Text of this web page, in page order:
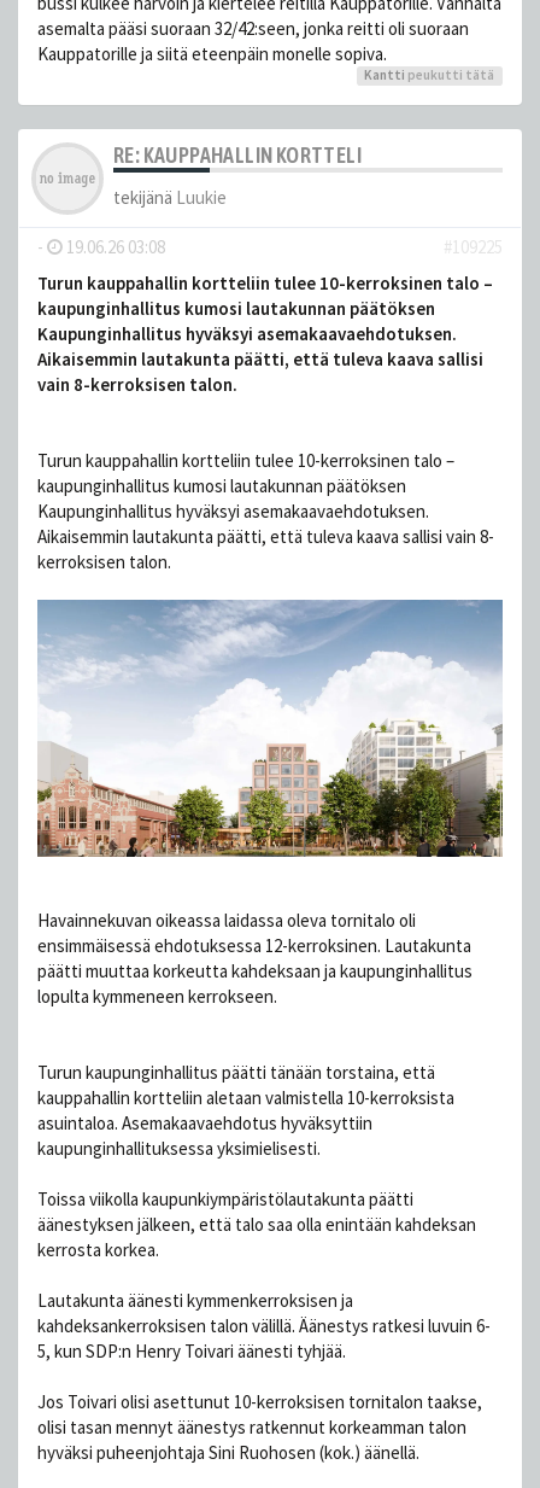
asemalta pääsi suoraan 32/42:seen, jonka reitti oli suoraan
Kauppatorille ja siitä eteenpäin monelle sopiva.
Kantti peukutti tätä
RE: KAUPPAHALLIN KORTTELI
tekijänä Luukie
- 19.06.26 03:08
#109225
Turun kauppahallin kortteliin tulee 10-kerroksinen talo –
kaupungin­hallitus kumosi lautakunnan päätöksen
Kaupunginhallitus hyväksyi asemakaava­ehdotuksen.
Aikaisemmin lautakunta päätti, että tuleva kaava sallisi
vain 8-kerroksisen talon.
Turun kauppahallin kortteliin tulee 10-kerroksinen talo –
kaupungin­hallitus kumosi lautakunnan päätöksen
Kaupunginhallitus hyväksyi asemakaava­ehdotuksen.
Aikaisemmin lautakunta päätti, että tuleva kaava sallisi vain 8-
kerroksisen talon.
Havainnekuvan oikeassa laidassa oleva tornitalo oli
ensimmäisessä ehdotuksessa 12-kerroksinen. Lautakunta
päätti muuttaa korkeutta kahdeksaan ja kaupunginhallitus
lopulta kymmeneen kerrokseen.
Turun kaupunginhallitus päätti tänään torstaina, että
kauppahallin kortteliin aletaan valmistella 10-kerroksista
asuintaloa. Asemakaavaehdotus hyväksyttiin
kaupunginhallituksessa yksimielisesti.
Toissa viikolla kaupunkiympäristölautakunta päätti
äänestyksen jälkeen, että talo saa olla enintään kahdeksan
kerrosta korkea.
Lautakunta äänesti kymmenkerroksisen ja
kahdeksankerroksisen talon välillä. Äänestys ratkesi luvuin 6-
5, kun SDP:n Henry Toivari äänesti tyhjää.
Jos Toivari olisi asettunut 10-kerroksisen tornitalon taakse,
olisi tasan mennyt äänestys ratkennut korkeamman talon
hyväksi puheenjohtaja Sini Ruohosen (kok.) äänellä.